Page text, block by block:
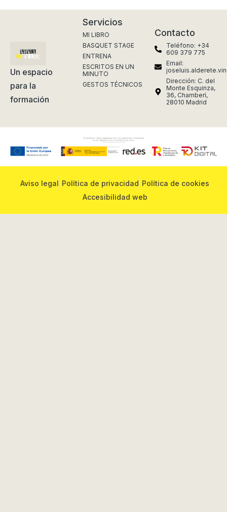
Un espacio
para la
formación
Servicios
MI LIBRO
BASQUET STAGE
ENTRENA
ESCRITOS EN UN
MINUTO
GESTOS TÉCNICOS
Contacto
Teléfono: +34
609 379 775
Email:
Dirección: C. del
Monte Esquinza,
36, Chamberí,
28010 Madrid
Aviso legal Política de privacidad Política de cookies
Accesibilidad web